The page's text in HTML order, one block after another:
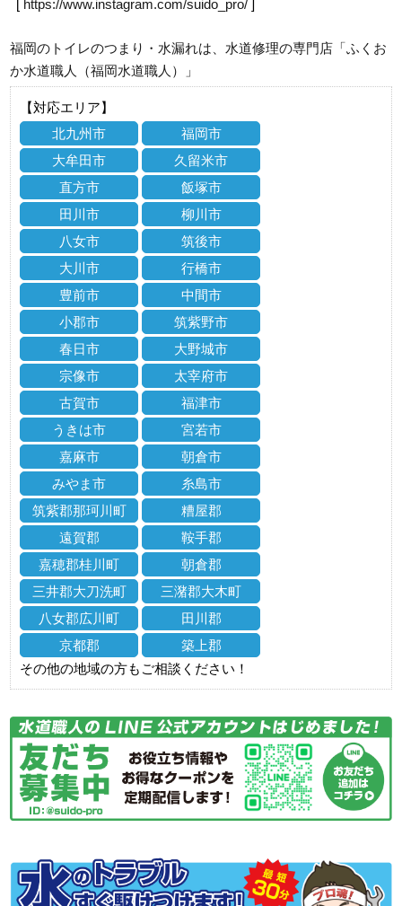
https://www.instagram.com/suido_pro/
福岡のトイレのつまり・水漏れは、水道修理の専門店「ふくお
か水道職人（福岡水道職人）」
【対応エリア】
北九州市
福岡市
大牟田市
久留米市
直方市
飯塚市
田川市
柳川市
八女市
筑後市
大川市
行橋市
豊前市
中間市
小郡市
筑紫野市
春日市
大野城市
宗像市
太宰府市
古賀市
福津市
うきは市
宮若市
嘉麻市
朝倉市
みやま市
糸島市
筑紫郡那珂川町
糟屋郡
遠賀郡
鞍手郡
嘉穂郡桂川町
朝倉郡
三井郡大刀洗町
三潴郡大木町
八女郡広川町
田川郡
京都郡
築上郡
その他の地域の方もご相談ください！